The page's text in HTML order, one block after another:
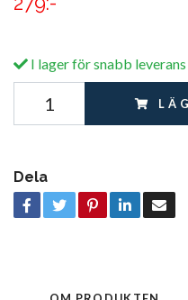
I lager för snabb leverans
Dela